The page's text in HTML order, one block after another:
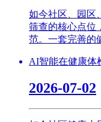
如今社区、园区
筛查的核心点位
范。一套完善的
AI智能在健康体
2026-07-02